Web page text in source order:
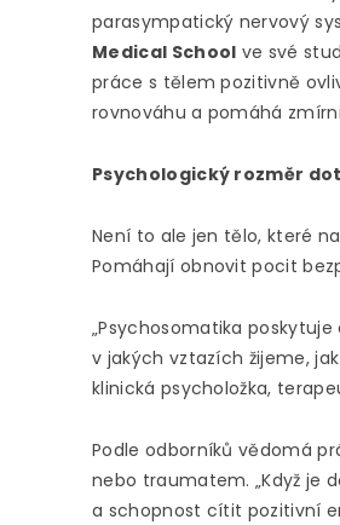
parasympatický nervový
Medical School ve své
práce s tělem pozitivně
rovnováhu a pomáhá
Psychologický rozměr
Není to ale jen tělo, které
Pomáhají obnovit pocit
„Psychosomatika
v jakých vztazích žijeme,
klinická psycholožka,
Podle odborníků vědomá
nebo traumatem. „Když je
a schopnost cítit pozitivní